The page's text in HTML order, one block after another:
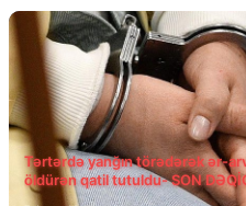
Tərtərdə yanğın törədərək ər-
öldürən qatil tutuldu- SON